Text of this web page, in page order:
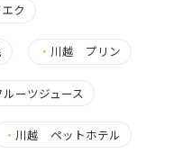
ク
・ 川越 プリン
ーツジュース
・ 川越 ペットホテル